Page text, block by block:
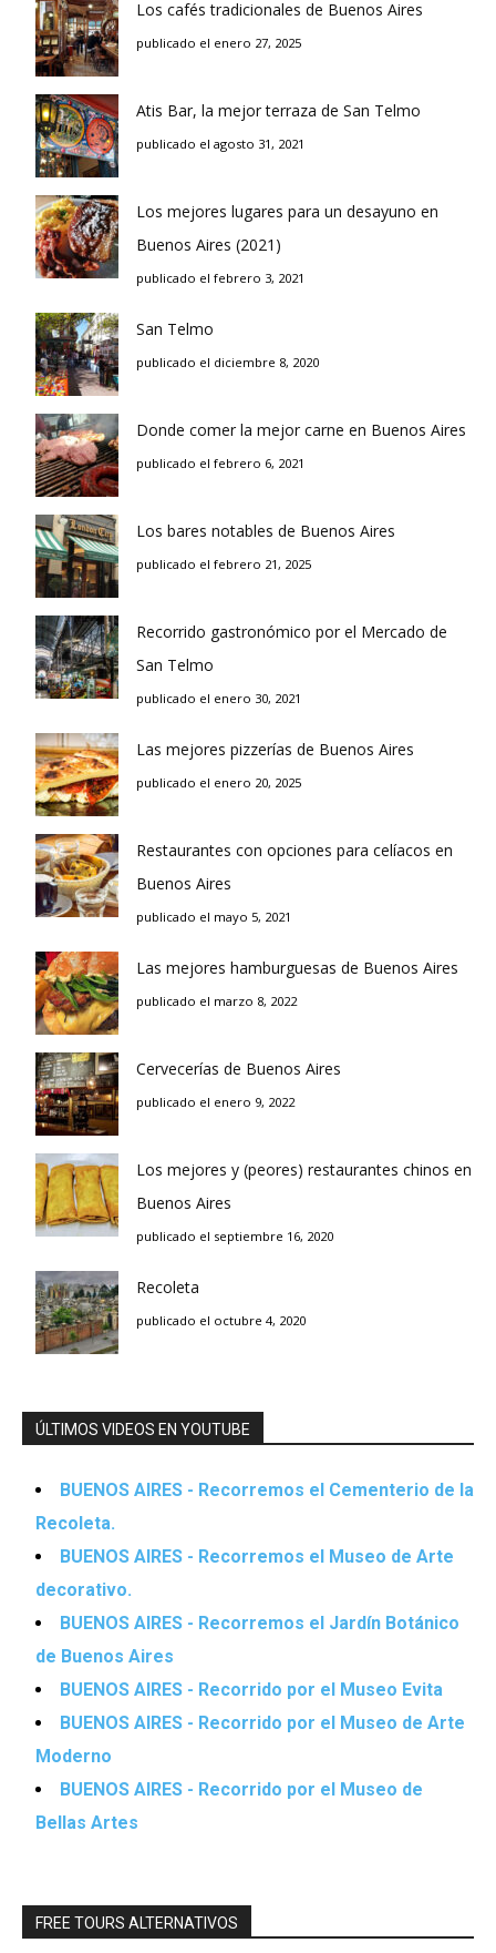
Los cafés tradicionales de Buenos Aires
publicado el enero 27, 2025
Atis Bar, la mejor terraza de San Telmo
publicado el agosto 31, 2021
Los mejores lugares para un desayuno en
Buenos Aires (2021)
publicado el febrero 3, 2021
San Telmo
publicado el diciembre 8, 2020
Donde comer la mejor carne en Buenos Aires
publicado el febrero 6, 2021
Los bares notables de Buenos Aires
publicado el febrero 21, 2025
Recorrido gastronómico por el Mercado de
San Telmo
publicado el enero 30, 2021
Las mejores pizzerías de Buenos Aires
publicado el enero 20, 2025
Restaurantes con opciones para celíacos en
Buenos Aires
publicado el mayo 5, 2021
Las mejores hamburguesas de Buenos Aires
publicado el marzo 8, 2022
Cervecerías de Buenos Aires
publicado el enero 9, 2022
Los mejores y (peores) restaurantes chinos en
Buenos Aires
publicado el septiembre 16, 2020
Recoleta
publicado el octubre 4, 2020
ÚLTIMOS VIDEOS EN YOUTUBE
BUENOS AIRES - Recorremos el Cementerio de la
Recoleta.
BUENOS AIRES - Recorremos el Museo de Arte
decorativo.
BUENOS AIRES - Recorremos el Jardín Botánico
de Buenos Aires
BUENOS AIRES - Recorrido por el Museo Evita
BUENOS AIRES - Recorrido por el Museo de Arte
Moderno
BUENOS AIRES - Recorrido por el Museo de
Bellas Artes
FREE TOURS ALTERNATIVOS